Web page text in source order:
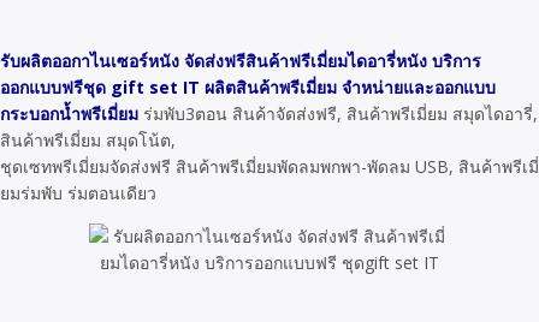
รับผลิตออกาไนเซอร์หนัง จัดส่งฟรีสินค้าฟรีเมี่ยมไดอารี่หนัง บริการ
ออกแบบฟรีชุด gift set IT ผลิตสินค้าพรีเมี่ยม จำหน่ายและออกแบบ
กระบอกน้ำพรีเมี่ยม ร่มพับ3ตอน สินค้าจัดส่งฟรี, สินค้าพรีเมี่ยม สมุดไดอารี่,
สินค้าพรีเมี่ยม สมุดโน้ต,
ชุดเซทพรีเมี่ยมจัดส่งฟรี สินค้าพรีเมี่ยมพัดลมพกพา-พัดลม USB, สินค้าพรีเมี่
ยมร่มพับ ร่มตอนเดียว